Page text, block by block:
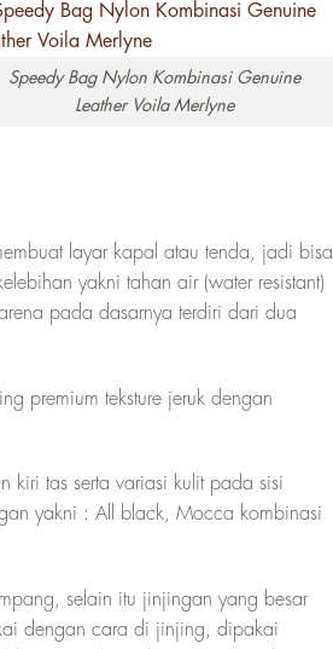
Speedy Bag Nylon Kombinasi Genuine
Leather Voila Merlyne
layar kapal atau tenda, jadi bisa
yakni tahan air (water resistant)
pada dasarnya terdiri dari dua
premium teksture jeruk dengan
kiri tas serta variasi kulit pada sisi
yakni : All black, Mocca kombinasi
selain itu jinjingan yang besar
dengan cara di jinjing, dipakai